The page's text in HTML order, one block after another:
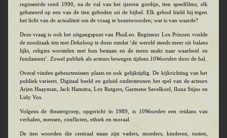
regisseerde rond 1990, na de val van het ijzeren gordijn, tien speelfilms, elk
gebaseerd op een van de tien geboden uit de bijbel. Elk gebod hield hij tegen
het licht van de actualiteit om de vraag te beantwoorden; wat is van waarde?
Deze vraag is ook het uitgangspunt van PlusLeo. Regisseur Lex Prinzen voelde
de noodzaak iets metDekaloog te doen omdat ‘de wereld steeds meer uit balans
lijkt, religies worstelen met hun bestaan en de mens snakt naar waarheid en
fundament’. Zowel publiek als acteurs bewegen tijdens 10Woorden door de hal.
Overal vinden gebeurtenissen plaats en ook gelijktijdig. De kijkrichting van het
publiek varieert. Digitaal beeld en geluid ondersteunen het spel van de acteurs
Arjen Haayman, Jack Hamstra, Lex Rutgers, Garmene Savelkoel, Ilona Stijns en
Lidy Vos.
Volgens de theatergroep, opgericht in 1989, is 10Woorden een reidans van
verhalen, mensen, conflicten, ethiek en moraal.
De tien woorden die centraal staan zijn vaders, moeders, kinderen, rusten,